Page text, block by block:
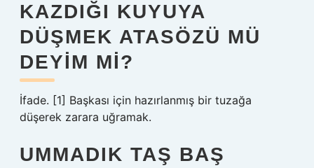
KAZDIĞI KUYUYA
DÜŞMEK ATASÖZÜ MÜ
DEYIM MI?
İfade. [1] Başkası için hazırlanmış bir tuzağa
düşerek zarara uğramak.
UMMADIK TAŞ BAŞ